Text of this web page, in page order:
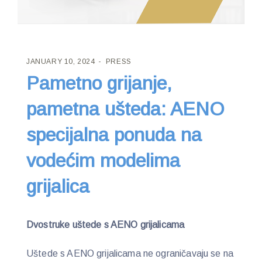
JANUARY 10, 2024 PRESS
Pametno grijanje,
pametna ušteda: AENO
specijalna ponuda na
vodećim modelima
grijalica
Dvostruke uštede s AENO grijalicama
Uštede s AENO grijalicama ne ograničavaju se na